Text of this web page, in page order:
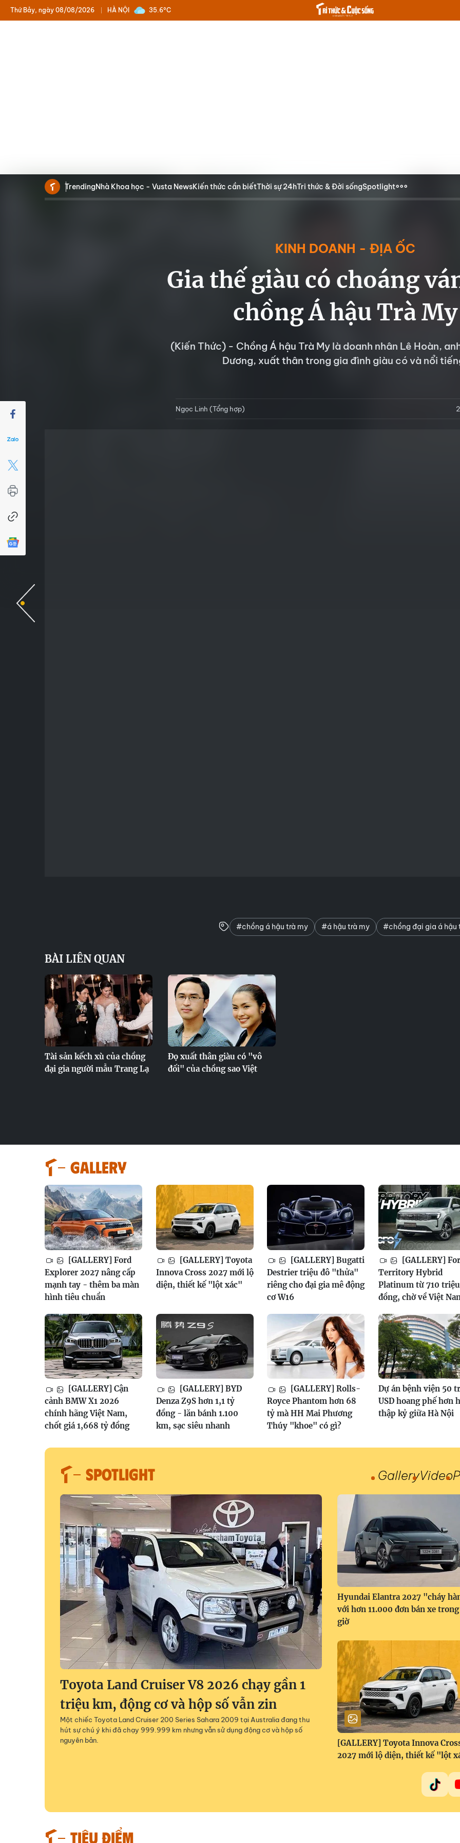
HÀ NỘI
Thứ Bảy, ngày 08/08/2026 35.6°C
TrendingNhà Khoa học - Vusta NewsKiến thức cần biếtThời sự 24hTri thức & Đời sốngSpotlight
KINH DOANH - ĐỊA ỐC
Gia thế giàu có choáng
chồng Á hậu Trà My
(Kiến Thức) - Chồng Á hậu Trà My là doanh nhân Lê Hoàn,
Dương, xuất thân trong gia đình giàu có và nổi
Ngọc Linh (Tổng hợp)
#chồng á hậu trà my #á hậu trà my #chồng đại gia á hậu
BÀI LIÊN QUAN
Tài sản kếch xù của chồng
đại gia người mẫu Trang Lạ
Đọ xuất thân giàu có "vô
đối" của chồng sao Việt
GALLERY
[GALLERY] Ford
Explorer 2027 nâng cấp
mạnh tay - thêm ba màn
hình tiêu chuẩn
[GALLERY] Toyota
Innova Cross 2027 mới lộ
diện, thiết kế "lột xác"
[GALLERY] Bugatti
Destrier triệu đô "thửa"
riêng cho đại gia mê động
cơ W16
[GALLERY]
Territory Hybrid
Platinum từ 710 triệu
đồng, chờ về Việt
[GALLERY] Cận
cảnh BMW X1 2026
chính hãng Việt Nam,
chốt giá 1,668 tỷ đồng
[GALLERY] BYD
Denza Z9S hơn 1,1 tỷ
đồng - lăn bánh 1.100
km, sạc siêu nhanh
[GALLERY] Rolls-
Royce Phantom hơn 68
tỷ mà HH Mai Phương
Thúy "khoe" có gì?
Dự án bệnh viện 50
USD hoang phế hơn
thập kỷ giữa Hà Nội
SPOTLIGHT GalleryVideo
Toyota Land Cruiser V8 2026 chạy gần 1
triệu km, động cơ và hộp số vẫn zin
Một chiếc Toyota Land Cruiser 200 Series Sahara 2009 tại Australia đang thu
hút sự chú ý khi đã chạy 999.999 km nhưng vẫn sử dụng động cơ và hộp số
nguyên bản.
Hyundai Elantra 2027 "cháy
với hơn 11.000 đơn bán xe
giờ
[GALLERY] Toyota Innova
2027 mới lộ diện, thiết kế "lột
TIÊU ĐIỂM